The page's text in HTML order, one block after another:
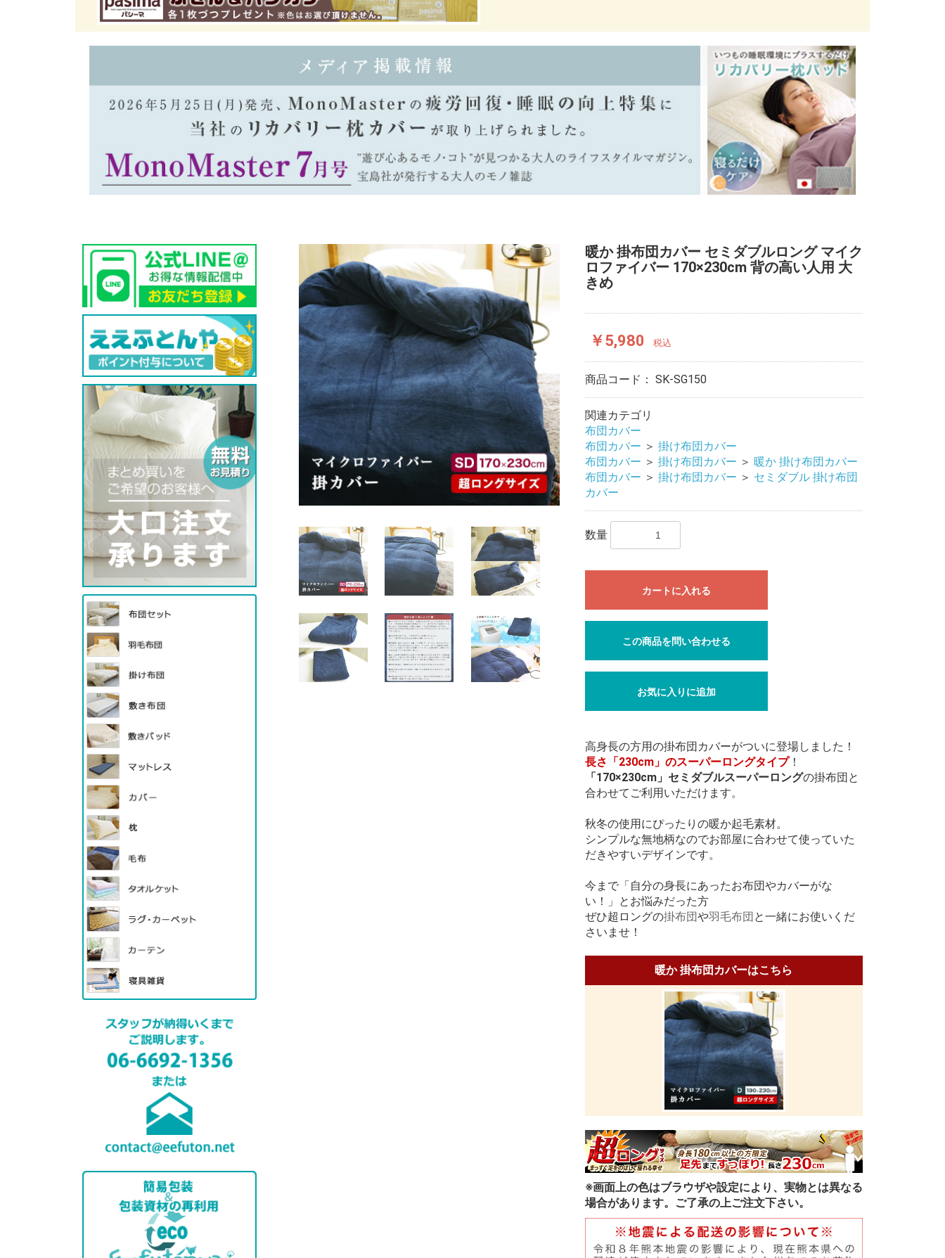
暖か 掛布団カバー セミダブルロング マイク
ロファイバー 170×230cm 背の高い人用 大
きめ
￥5,980 税込
商品コード： SK-SG150
関連カテゴリ
布団カバー
布団カバー ＞ 掛け布団カバー
布団カバー ＞ 掛け布団カバー ＞ 暖か 掛け布団カバー
布団カバー ＞ 掛け布団カバー ＞ セミダブル 掛け布団
カバー
数量
カートに入れる
この商品を問い合わせる
お気に入りに追加
高身長の方用の掛布団カバーがついに登場しました！
長さ「230cm」のスーパーロングタイプ！
「170×230cm」セミダブルスーパーロングの掛布団と
合わせてご利用いただけます。
秋冬の使用にぴったりの暖か起毛素材。
シンプルな無地柄なのでお部屋に合わせて使っていた
だきやすいデザインです。
今まで「自分の身長にあったお布団やカバーがな
い！」とお悩みだった方
ぜひ超ロングの掛布団や羽毛布団 と一緒にお使いくだ
さいませ！
暖か 掛布団カバーはこちら
※画面上の色はブラウザや設定により、実物とは異なる
場合があります。ご了承の上ご注文下さい。